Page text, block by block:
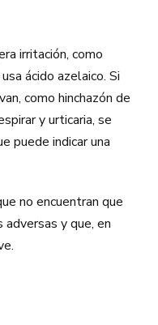
irritación, como
ácido azelaico. Si
como hinchazón de
y urticaria, se
puede indicar una
no encuentran que
y que, en